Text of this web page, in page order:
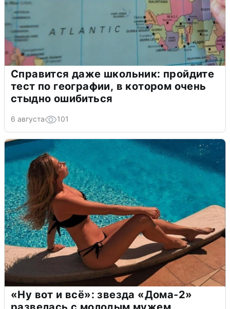
Справится даже школьник: пройдите
тест по географии, в котором очень
стыдно ошибиться
6 августа 101
«Ну вот и всё»: звезда «Дома-2»